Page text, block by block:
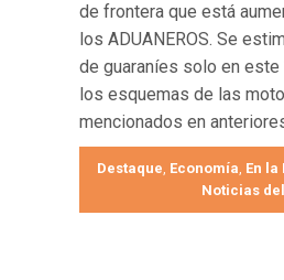
de frontera que está
los ADUANEROS. Se
de guaraníes solo en este
los esquemas de las
mencionados en
Destaque, Economía, En la
Noticias